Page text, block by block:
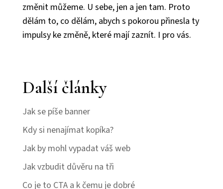
změnit můžeme. U sebe, jen a jen tam. Proto
dělám to, co dělám, abych s pokorou přinesla ty
impulsy ke změně, které mají zaznít. I pro vás.
Další články
Jak se píše banner
Kdy si nenajímat kopíka?
Jak by mohl vypadat váš web
Jak vzbudit důvěru na tři
Co je to CTA a k čemu je dobré